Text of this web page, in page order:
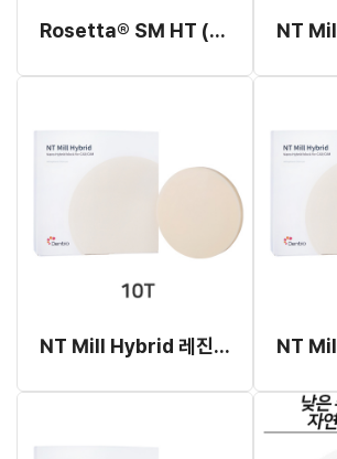
Rosetta® SM HT (High Translucency, Milling Type) C12, C14
NT Mill Hybrid 레진 블록 10T